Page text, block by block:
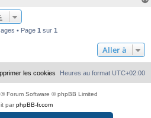
• Page 1 sur 1
Aller à
Heures au format UTC+02:00
les cookies
® Forum Software © phpBB Limited
parphpBB-fr.com